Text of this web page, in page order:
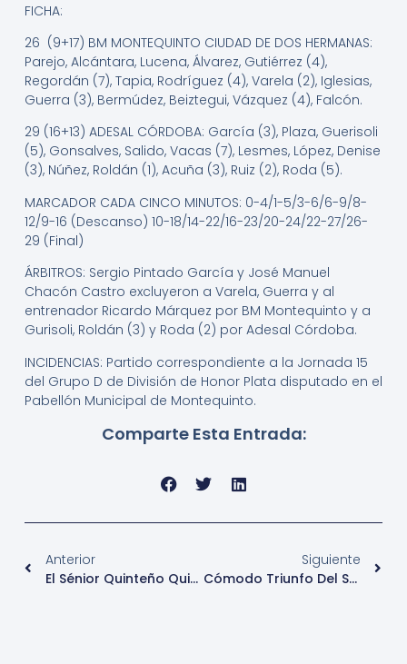
FICHA:
26 (9+17) BM MONTEQUINTO CIUDAD DE DOS HERMANAS:
Parejo, Alcántara, Lucena, Álvarez, Gutiérrez (4),
Regordán (7), Tapia, Rodríguez (4), Varela (2), Iglesias,
Guerra (3), Bermúdez, Beiztegui, Vázquez (4), Falcón.
29 (16+13) ADESAL CÓRDOBA: García (3), Plaza, Guerisoli
(5), Gonsalves, Salido, Vacas (7), Lesmes, López, Denise
(3), Núñez, Roldán (1), Acuña (3), Ruiz (2), Roda (5).
MARCADOR CADA CINCO MINUTOS: 0-4/1-5/3-6/6-9/8-
12/9-16 (Descanso) 10-18/14-22/16-23/20-24/22-27/26-
29 (Final)
ÁRBITROS: Sergio Pintado García y José Manuel
Chacón Castro excluyeron a Varela, Guerra y al
entrenador Ricardo Márquez por BM Montequinto y a
Gurisoli, Roldán (3) y Roda (2) por Adesal Córdoba.
INCIDENCIAS: Partido correspondiente a la Jornada 15
del Grupo D de División de Honor Plata disputado en el
Pabellón Municipal de Montequinto.
Comparte Esta Entrada:
Anterior
El Sénior Quinteño Quiere Hacerse Fuerte En Casa
Siguiente
Cómodo Triunfo Del Sénior Masculino Quinteño